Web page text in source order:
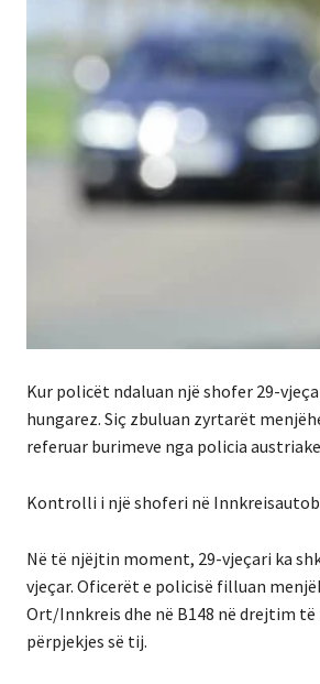
Kur policët ndaluan një shofer 29-
hungarez. Siç zbuluan zyrtarët
referuar burimeve nga policia
Kontrolli i një shoferi në
Në të njëjtin moment, 29-vjeçari ka
vjeçar. Oficerët e policisë filluan
Ort/Innkreis dhe në B148 në drejtim
përpjekjes së tij.